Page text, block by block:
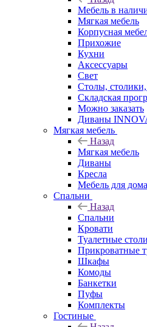
Мебель в
Мягкая мебель
Корпусная
Прихожие
Кухни
Аксессуары
Свет
Столы, столики,
Складская
Можно заказать
Диваны
Мягкая мебель
Назад
Мягкая мебель
Диваны
Кресла
Мебель для
Спальни
Назад
Спальни
Кровати
Туалетные
Прикроватные
Шкафы
Комоды
Банкетки
Пуфы
Комплекты
Гостиные